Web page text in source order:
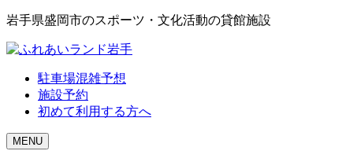
岩手県盛岡市のスポーツ・文化活動の貸館施設
駐車場混雑予想
施設予約
初めて利用する方へ
MENU